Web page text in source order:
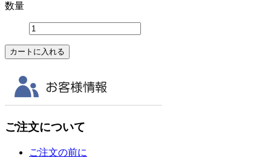
数量
ご注文について
ご注文の前に